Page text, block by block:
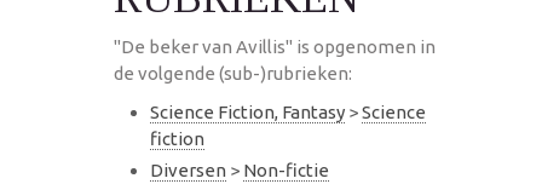
"De beker van Avillis" is opgenomen in
de volgende (sub-)rubrieken:
Science Fiction, Fantasy >Science
fiction
Diversen > Non-fictie